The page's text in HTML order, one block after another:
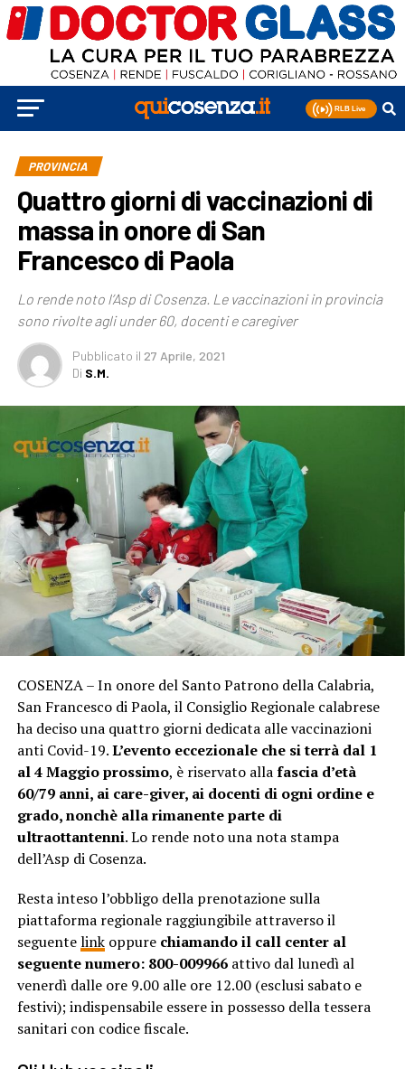
PROVINCIA
Quattro giorni di vaccinazioni di
massa in onore di San
Francesco di Paola
Lo rende noto l’Asp di Cosenza. Le vaccinazioni in provincia
sono rivolte agli under 60, docenti e caregiver
Pubblicato il 27 Aprile, 2021
Di S.M.
COSENZA – In onore del Santo Patrono della Calabria,
San Francesco di Paola, il Consiglio Regionale calabrese
ha deciso una quattro giorni dedicata alle vaccinazioni
anti Covid-19.L’evento eccezionale che si terrà dal 1
al 4 Maggio prossimo, è riservato allafascia d’età
60/79 anni, ai care-giver, ai docenti di ogni ordine e
grado, nonchè alla rimanente parte di
ultraottantenni. Lo rende noto una nota stampa
dell’Asp di Cosenza.
Resta inteso l’obbligo della prenotazione sulla
piattaforma regionale raggiungibile attraverso il
seguentelinkoppure chiamando il call center al
seguente numero: 800-009966attivo dal lunedì al
venerdì dalle ore 9.00 alle ore 12.00 (esclusi sabato e
festivi); indispensabile essere in possesso della tessera
sanitari con codice fiscale.